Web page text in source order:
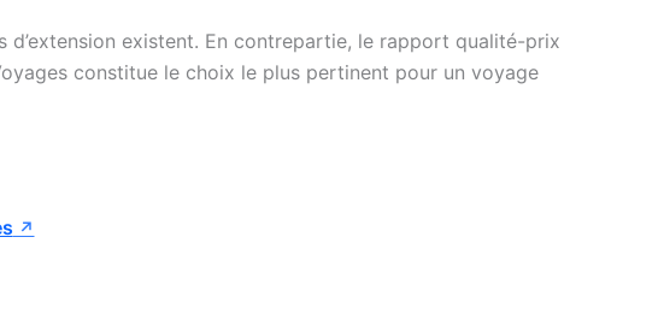
existent. En contrepartie, le rapport qualité-prix
constitue le choix le plus pertinent pour un voyage